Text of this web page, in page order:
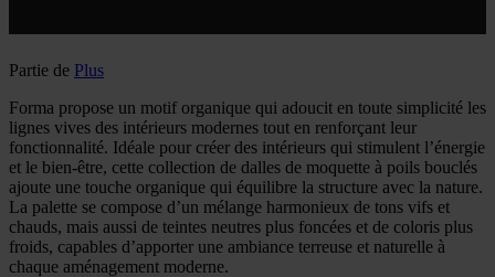
Partie de Plus
Forma propose un motif organique qui adoucit en toute simplicité les
lignes vives des intérieurs modernes tout en renforçant leur
fonctionnalité. Idéale pour créer des intérieurs qui stimulent l’énergie
et le bien-être, cette collection de dalles de moquette à poils bouclés
ajoute une touche organique qui équilibre la structure avec la nature.
La palette se compose d’un mélange harmonieux de tons vifs et
chauds, mais aussi de teintes neutres plus foncées et de coloris plus
froids, capables d’apporter une ambiance terreuse et naturelle à
chaque aménagement moderne.